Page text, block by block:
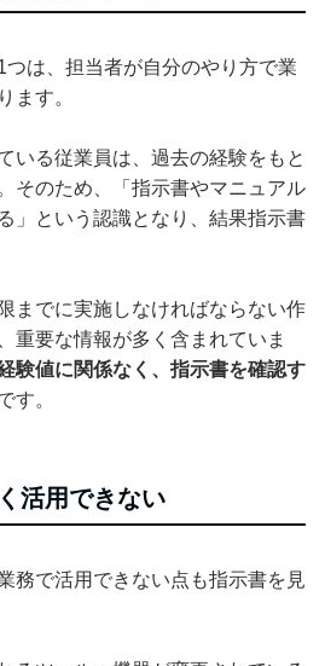
は、担当者が自分のやり方で業
ます。
いる従業員は、過去の経験をもと
そのため、「指示書やマニュアル
」という認識となり、結果指示書
までに実施しなければならない作
重要な情報が多く含まれていま
験値に関係なく、指示書を確認す
す。
活用できない
務で活用できない点も指示書を見